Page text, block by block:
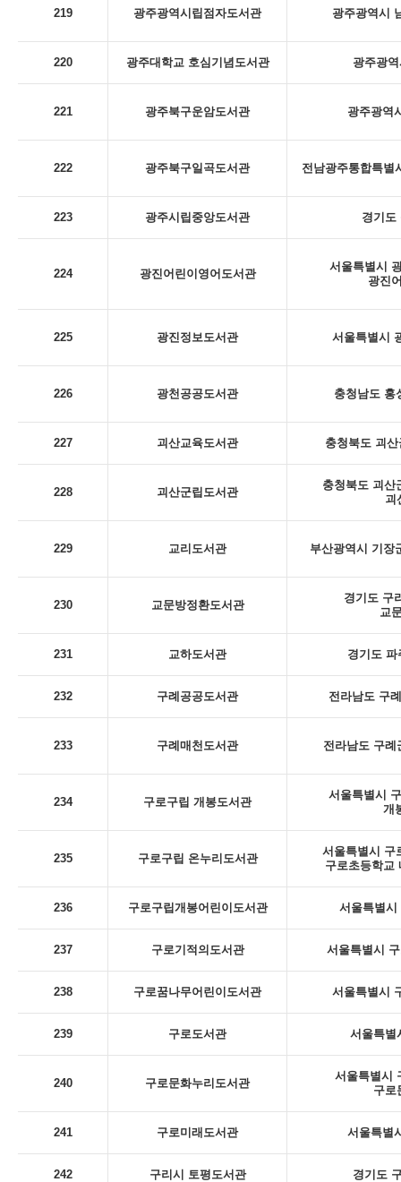
219 광주광역시립점자도서관 광주광역시
220 광주대학교 호심기념도서관 광주광
221 광주북구운암도서관 광주광역
222 광주북구일곡도서관 전남광주통합특별
223 광주시립중앙도서관 경기도
224 광진어린이영어도서관
서울특별시
광진
225 광진정보도서관 서울특별시
226 광천공공도서관 충청남도 홍
227 괴산교육도서관 충청북도 괴
228 괴산군립도서관
충청북도 괴산
괴
229 교리도서관 부산광역시 기장
230 교문방정환도서관
경기도 구
교
231 교하도서관 경기도 파
232 구례공공도서관 전라남도 구
233 구례매천도서관 전라남도 구례
234 구로구립 개봉도서관
서울특별시
개
235 구로구립 온누리도서관
서울특별시 구
구로초등학교
236 구로구립개봉어린이도서관 서울특별시
237 구로기적의도서관 서울특별시
238 구로꿈나무어린이도서관 서울특별시
239 구로도서관 서울특별
240 구로문화누리도서관
서울특별시
구로
241 구로미래도서관 서울특별
242 구리시 토평도서관 경기도